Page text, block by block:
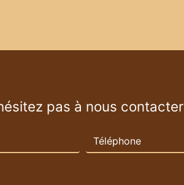
pas à nous contacter